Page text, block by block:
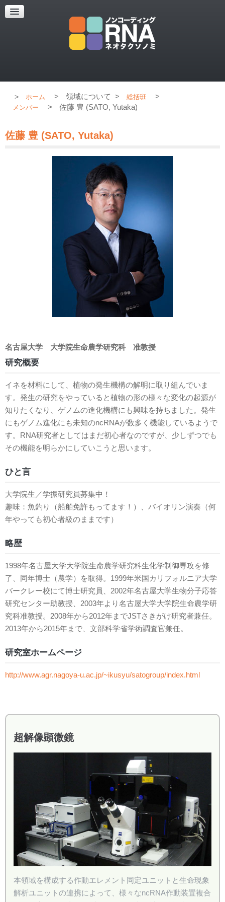
超解像顕微鏡
超解像顕微鏡の紹介
ホーム > 領域について > 総括班 >
メンバー > 佐藤 豊 (SATO, Yutaka)
佐藤 豊 (SATO, Yutaka)
名古屋大学 大学院生命農学研究科 准教授
研究概要
イネを材料にして、植物の発生機構の解明に取り組んでいま
す。発生の研究をやっていると植物の形の様々な変化の起源が
知りたくなり、ゲノムの進化機構にも興味を持ちました。発生
にもゲノム進化にも未知のncRNAが数多く機能しているようで
す。RNA研究者としてはまだ初心者なのですが、少しずつでも
その機能を明らかにしていこうと思います。
ひと言
大学院生／学振研究員募集中！
趣味：魚釣り（船舶免許もってます！）、バイオリン演奏（何
年やっても初心者級のままです）
略歴
1998年名古屋大学大学院生命農学研究科生化学制御専攻を修
了、同年博士（農学）を取得。1999年米国カリフォルニア大学
バークレー校にて博士研究員、2002年名古屋大学生物分子応答
研究センター助教授、2003年より名古屋大学大学院生命農学研
究科准教授。2008年から2012年までJSTさきがけ研究者兼任。
2013年から2015年まで、文部科学省学術調査官兼任。
研究室ホームページ
http://www.agr.nagoya-u.ac.jp/~ikusyu/satogroup/index.html
超解像顕微鏡
本領域を構成する作動エレメント同定ユニットと生命現象
解析ユニットの連携によって、様々なncRNA作動装置複合